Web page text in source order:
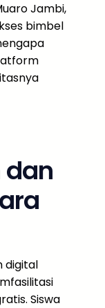
Jambi,
bimbel
digital
Siswa